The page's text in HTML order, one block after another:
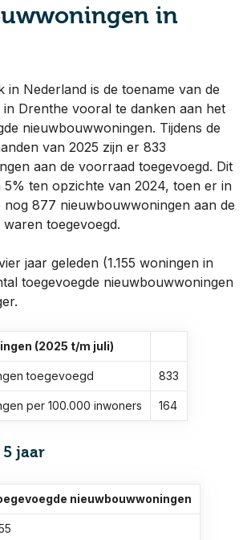
in
in Nederland is de toename van de
Drenthe vooral te danken aan het
nieuwbouwwoningen. Tijdens de
van 2025 zijn er 833
aan de voorraad toegevoegd. Dit
5% ten opzichte van 2024, toen er in
nog 877 nieuwbouwwoningen aan de
toegevoegd.
jaar geleden (1.155 woningen in
toegevoegde nieuwbouwwoningen
(2025 t/m juli)
toegevoegd 833
per 100.000 inwoners 164
jaar
nieuwbouwwoningen